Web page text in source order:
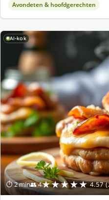
Avondeten & hoofdgerechten
AI-kok
⏱ 2 min👥 4★★★★★ 4.57